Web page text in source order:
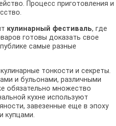
Процесс приготовления и
кулинарный фестиваль, где
готовы доказать свое
самые разные
тонкости и секреты.
и бульонами, различными
обязательно множество
кухне используют
завезенные еще в эпоху
купцами.